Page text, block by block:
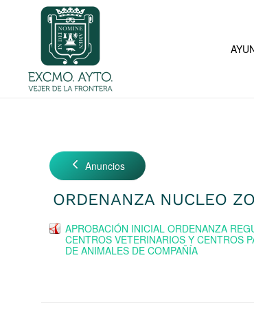
Skip to main content
Anuncios
ORDENANZA NUCLEO
APROBACIÓN INICIAL ORDENANZA
CENTROS VETERINARIOS Y CENTROS
DE ANIMALES DE COMPAÑÍA